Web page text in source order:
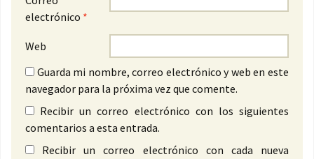
electrónico *
Web
Guarda mi nombre, correo electrónico y web en este
navegador para la próxima vez que comente.
Recibir un correo electrónico con los siguientes
comentarios a esta entrada.
Recibir un correo electrónico con cada nueva